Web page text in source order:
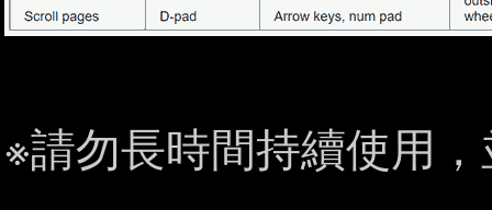
※請勿長時間持續使用